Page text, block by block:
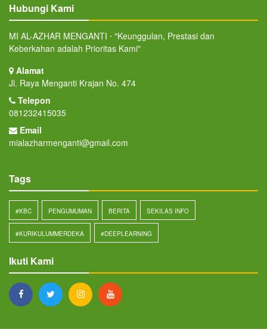
Hubungi Kami
MI AL-AZHAR MENGANTI ⋅ "Keunggulan, Prestasi dan
Keberkahan adalah Prioritas Kami"
Alamat
Jl. Raya Menganti Krajan No. 474
Telepon
081232415035
Email
mialazharmenganti@gmail.com
Tags
#KBC PENGUMUMAN BERITA SEKILAS INFO
#KURIKULUMMERDEKA #DEEPLEARNING
Ikuti Kami